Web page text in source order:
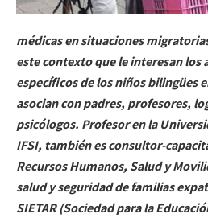
médicas en situaciones
este contexto que le interesan los
específicos de los niños bilingües
asocian con padres, profesores,
psicólogos. Profesor en la
IFSI, también es consultor-
Recursos Humanos, Salud y
salud y seguridad de familias
SIETAR (Sociedad para la